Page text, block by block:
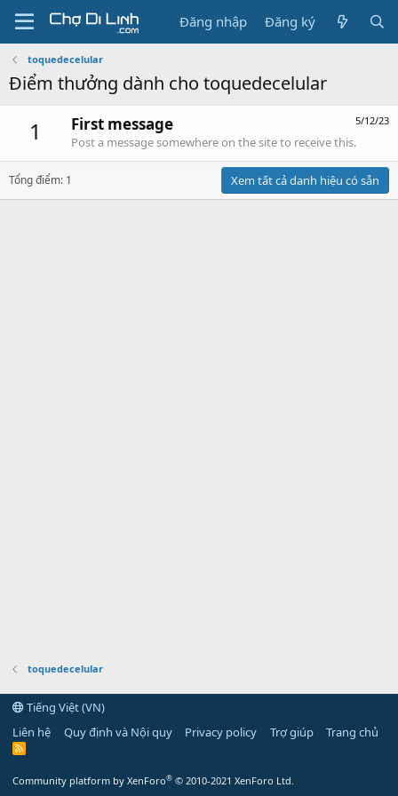
Đăng nhập Đăng ký
toquedecelular
Điểm thưởng dành cho toquedecelular
1 5/12/23
First message
Post a message somewhere on the site to receive this.
Tổng điểm: 1 Xem tất cả danh hiệu có sẵn
toquedecelular
Tiếng Việt (VN)
Liên hệ
Quy định và Nội quy Privacy policy Trợ giúp Trang chủ
R
Community platform by XenForo® © 2010-2021 XenForo Ltd.